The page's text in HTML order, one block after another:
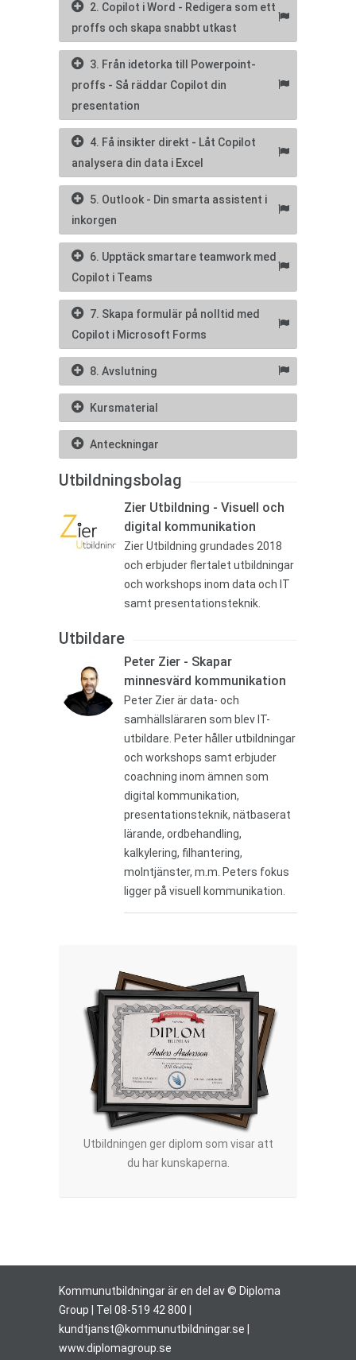
2. Copilot i Word - Redigera som ett
proffs och skapa snabbt utkast
3. Från idetorka till Powerpoint-
proffs - Så räddar Copilot din
presentation
4. Få insikter direkt - Låt Copilot
analysera din data i Excel
5. Outlook - Din smarta assistent i
inkorgen
6. Upptäck smartare teamwork med
Copilot i Teams
7. Skapa formulär på nolltid med
Copilot i Microsoft Forms
8. Avslutning
Kursmaterial
Anteckningar
Utbildningsbolag
Zier Utbildning - Visuell och
digital kommunikation
Zier Utbildning grundades 2018
och erbjuder flertalet utbildningar
och workshops inom data och IT
samt presentationsteknik.
Utbildare
Peter Zier - Skapar
minnesvärd kommunikation
Peter Zier är data- och
samhällsläraren som blev IT-
utbildare. Peter håller utbildningar
och workshops samt erbjuder
coachning inom ämnen som
digital kommunikation,
presentationsteknik, nätbaserat
lärande, ordbehandling,
kalkylering, filhantering,
molntjänster, m.m. Peters fokus
ligger på visuell kommunikation.
Utbildningen ger diplom som visar att
du har kunskaperna.
Kommunutbildningar är en del av © Diploma
Group | Tel 08-519 42 800 |
kundtjanst@kommunutbildningar.se
www.diplomagroup.se